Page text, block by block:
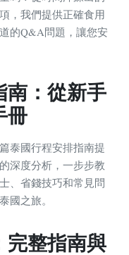
，我們提供正確食用
的Q&A問題，讓您安
南：從新手
冊
泰國行程安排指南提
深度分析，一步步教
、省錢技巧和常見問
國之旅。
完整指南與